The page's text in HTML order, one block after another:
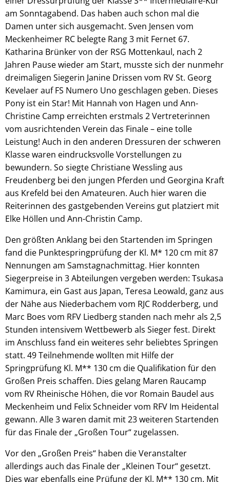
am Sonntagabend. Das haben auch schon mal die
Damen unter sich ausgemacht. Sven Jensen vom
Meckenheimer RC belegte Rang 3 mit Fernet 67.
Katharina Brünker von der RSG Mottenkaul, nach 2
Jahren Pause wieder am Start, musste sich der nunmehr
dreimaligen Siegerin Janine Drissen vom RV St. Georg
Kevelaer auf FS Numero Uno geschlagen geben. Dieses
Pony ist ein Star! Mit Hannah von Hagen und Ann-
Christine Camp erreichten erstmals 2 Vertreterinnen
vom ausrichtenden Verein das Finale – eine tolle
Leistung! Auch in den anderen Dressuren der schweren
Klasse waren eindrucksvolle Vorstellungen zu
bewundern. So siegte Christiane Wessling aus
Freudenberg bei den jungen Pferden und Georgina Kraft
aus Krefeld bei den Amateuren. Auch hier waren die
Reiterinnen des gastgebenden Vereins gut platziert mit
Elke Höllen und Ann-Christin Camp.
Den größten Anklang bei den Startenden im Springen
fand die Punktespringprüfung der Kl. M* 120 cm mit 87
Nennungen am Samstagnachmittag. Hier konnten
Siegerpreise in 3 Abteilungen vergeben werden: Tsukasa
Kamimura, ein Gast aus Japan, Teresa Leowald, ganz aus
der Nähe aus Niederbachem vom RJC Rodderberg, und
Marc Boes vom RFV Liedberg standen nach mehr als 2,5
Stunden intensivem Wettbewerb als Sieger fest. Direkt
im Anschluss fand ein weiteres sehr beliebtes Springen
statt. 49 Teilnehmende wollten mit Hilfe der
Springprüfung Kl. M** 130 cm die Qualifikation für den
Großen Preis schaffen. Dies gelang Maren Raucamp
vom RV Rheinische Höhen, die vor Romain Baudel aus
Meckenheim und Felix Schneider vom RFV Im Heidental
gewann. Alle 3 waren damit mit 23 weiteren Startenden
für das Finale der „Großen Tour“ zugelassen.
Vor den „Großen Preis“ haben die Veranstalter
allerdings auch das Finale der „Kleinen Tour“ gesetzt.
Dies war ebenfalls eine Prüfung der Kl. M** 130 cm. Mit